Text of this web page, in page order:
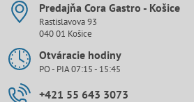
Predajňa Cora Gastro - Košice
Rastislavova 93
040 01 Košice
Otváracie hodiny
PO - PIA 07:15 - 15:45
+421 55 643 3073